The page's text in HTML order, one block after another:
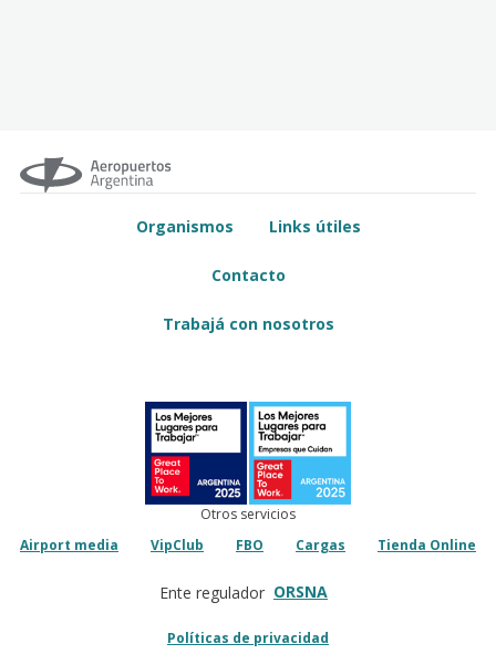
Organismos Links útiles
Contacto
Trabajá con nosotros
Otros servicios
Airport media
VipClub FBO Cargas Tienda Online
Ente regulador ORSNA
Políticas de privacidad